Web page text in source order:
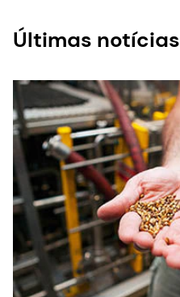
Últimas notícias